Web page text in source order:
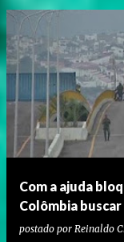
Com a ajuda
Colômbia buscar
postado por Reinaldo